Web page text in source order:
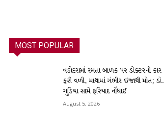
MOST POPULAR
વડોદરામાં રમતા બાળક પર ડોક્ટરની કાર
ફરી વળી, માથામાં ગંભીર ઈજાથી મોત; ડો.
ગુડિયા સામે ફરિયાદ નોંધાઈ
August 5, 2026